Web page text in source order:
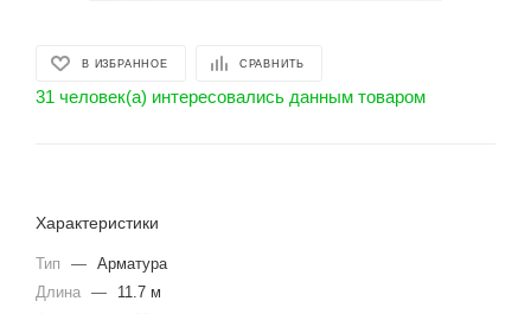
В ИЗБРАННОЕ СРАВНИТЬ
31 человек(а) интересовались данным товаром
Характеристики
Тип — Арматура
Длина —
11.7 м